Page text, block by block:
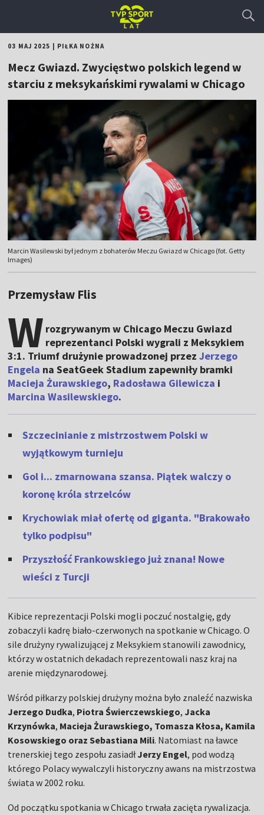
03 MAJ 2025 PIŁKA NOŻNA
Mecz Gwiazd. Zwycięstwo polskich legend w
starciu z meksykańskimi rywalami w Chicago
Marcin Wasilewski był jednym z bohaterów Meczu Gwiazd w Chicago (fot. Getty
Images)
Przemysław Flis
W rozgrywanym w Chicago Meczu Gwiazd
reprezentanci Polski wygrali z Meksykiem
3:1. Triumf drużynie prowadzonej przezJerzego
Engela na SeatGeek Stadium zapewniły bramki
Macieja Żurawskiego, Radosława Gilewicza i
Marcina Wasilewskiego.
Szczecinianie z mistrzostwem Polski w
wyjątkowym turnieju
Gol i... zmarnowana szansa. Piątek walczy o
koronę króla strzelców
Krychowiak miał ofertę od giganta. "Brakowało
tylko podpisu"
Przyszłość Frankowskiego już znana! Nowe
wieści z Turcji
Kibice reprezentacji Polski mogli poczuć nostalgię, gdy
zobaczyli kadrę biało-czerwonych na spotkanie w Chicago. O
sile drużyny rywalizującej z Meksykiem stanowili zawodnicy,
którzy w ostatnich dekadach reprezentowali nasz kraj na
arenie międzynarodowej.
Wśród piłkarzy polskiej drużyny można było znaleźć nazwiska
Jerzego Dudka, Piotra Świerczewskiego, Jacka
Krzynówka, Macieja Żurawskiego, Tomasza Kłosa, Kamila
Kosowskiego oraz Sebastiana Mili. Natomiast na ławce
trenerskiej tego zespołu zasiadłJerzy Engel, pod wodzą
którego Polacy wywalczyli historyczny awans na mistrzostwa
świata w 2002 roku.
Od początku spotkania w Chicago trwała zacięta rywalizacja.